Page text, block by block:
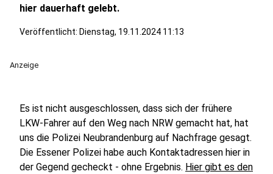
hier dauerhaft gelebt.
Veröffentlicht: Dienstag, 19.11.2024 11:13
Anzeige
Es ist nicht ausgeschlossen, dass sich der frühere
LKW-Fahrer auf den Weg nach NRW gemacht hat, hat
uns die Polizei Neubrandenburg auf Nachfrage gesagt.
Die Essener Polizei habe auch Kontaktadressen hier in
der Gegend gecheckt - ohne Ergebnis. Hier gibt es den